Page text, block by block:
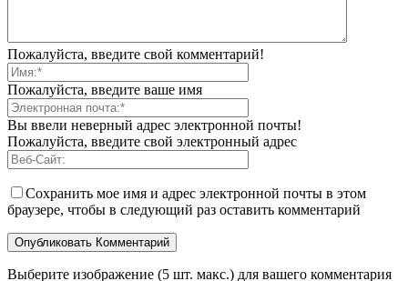
Пожалуйста, введите свой комментарий!
Пожалуйста, введите ваше имя
Вы ввели неверный адрес электронной почты!
Пожалуйста, введите свой электронный адрес
Сохранить мое имя и адрес электронной почты в этом
браузере, чтобы в следующий раз оставить комментарий
Выберите изображение (5 шт. макс.) для вашего комментария